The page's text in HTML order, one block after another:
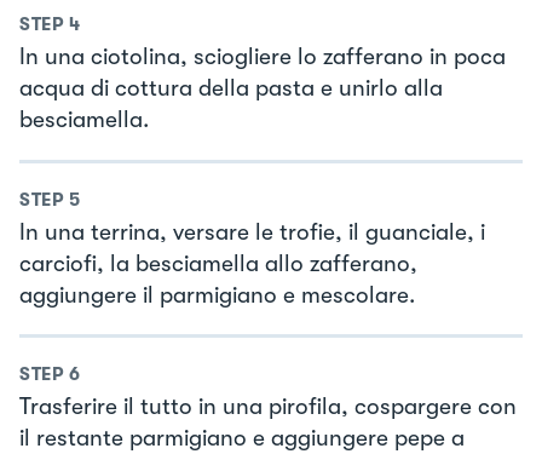
STEP 4
In una ciotolina, sciogliere lo zafferano in poca
acqua di cottura della pasta e unirlo alla
besciamella.
STEP 5
In una terrina, versare le trofie, il guanciale, i
carciofi, la besciamella allo zafferano,
aggiungere il parmigiano e mescolare.
STEP 6
Trasferire il tutto in una pirofila, cospargere con
il restante parmigiano e aggiungere pepe a